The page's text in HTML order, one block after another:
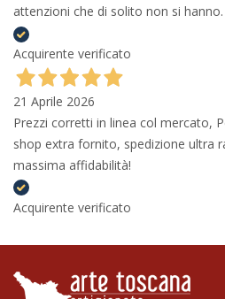
attenzioni che di solito non si
Acquirente verificato
21 Aprile 2026
Prezzi corretti in linea col mercato,
shop extra fornito, spedizione ultra
massima affidabilità!
Acquirente verificato